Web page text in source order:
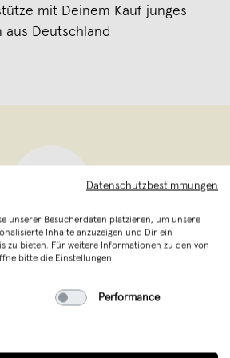
mit Deinem Kauf junges
aus Deutschland
Piecely,Hannover
für Erwachsene aus
Kunst auf neue Art
Datenschutzbestimmungen
unserer Besucherdaten platzieren, um unsere
Inhalte anzuzeigen und Dir ein
zu bieten. Für weitere Informationen zu den von
bitte die Einstellungen.
Performance